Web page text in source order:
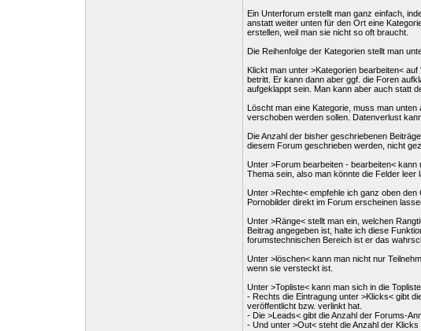
Ein Unterforum erstellt man ganz einfach,
anstatt weiter unten für den Ort eine
erstellen, weil man sie nicht so oft braucht.
Die Reihenfolge der Kategorien stellt man
Klickt man unter >Kategorien bearbeiten<
betritt. Er kann dann aber ggf. die Foren
aufgeklappt sein. Man kann aber auch statt
Löscht man eine Kategorie, muss man
verschoben werden sollen. Datenverlust
Die Anzahl der bisher geschriebenen
diesem Forum geschrieben werden, nicht
Unter >Forum bearbeiten - bearbeiten<
Thema sein, also man könnte die Felder leer
Unter >Rechte< empfehle ich ganz oben
Pornobilder direkt im Forum erscheinen
Unter >Ränge< stellt man ein, welchen
Beitrag angegeben ist, halte ich diese
forumstechnischen Bereich ist er das
Unter >löschen< kann man nicht nur
wenn sie versteckt ist.
Unter >Topliste< kann man sich in die
- Rechts die Eintragung unter >Klicks< gibt
veröffentlicht bzw. verlinkt hat.
- Die >Leads< gibt die Anzahl der Forums-
- Und unter >Out< steht die Anzahl der